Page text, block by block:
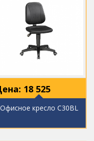
18 525
Офисное кресло C30BL